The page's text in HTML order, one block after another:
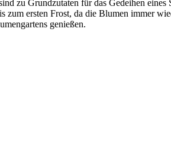
zu Grundzutaten für das Gedeihen
ersten Frost, da die Blumen immer
genießen.